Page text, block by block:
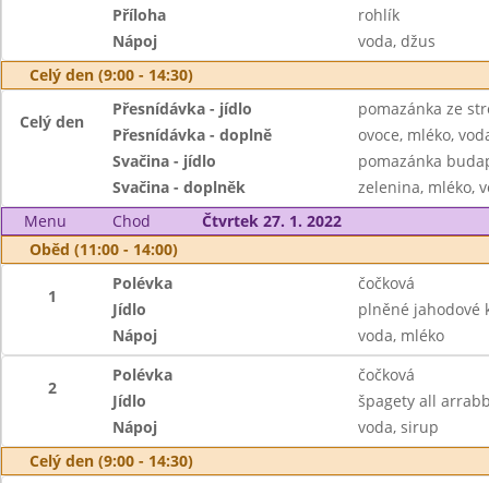
Příloha
rohlík
Nápoj
voda, džus
Celý den (9:00 - 14:30)
Celý den
Přesnídávka - jídlo
pomazánka ze
Přesnídávka - doplně
ovoce, mléko,
Svačina - jídlo
pomazánka
Svačina - doplněk
zelenina, mléko,
Menu
Chod
Čtvrtek 27. 1. 2022
Oběd (11:00 - 14:00)
1
Polévka
čočková
Jídlo
plněné jahodové
Nápoj
voda, mléko
2
Polévka
čočková
Jídlo
špagety all
Nápoj
voda, sirup
Celý den (9:00 - 14:30)